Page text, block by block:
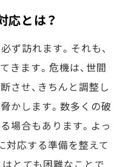
応とは？
ず訪れます。それも、
きます。危機は、世間
させ、きちんと調整し
かします。数多くの破
場合もあります。よっ
対応する準備を整えて
とても困難なことで